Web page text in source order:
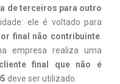
de terceiros para outro
ele é voltado para
final não contribuinte
empresa realiza uma
final que não é
deve ser utilizado.